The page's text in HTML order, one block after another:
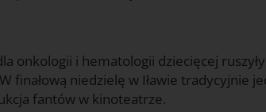
onkologii i hematologii dziecięcej
finałową niedzielę w Iławie tradycyjnie
fantów w kinoteatrze.